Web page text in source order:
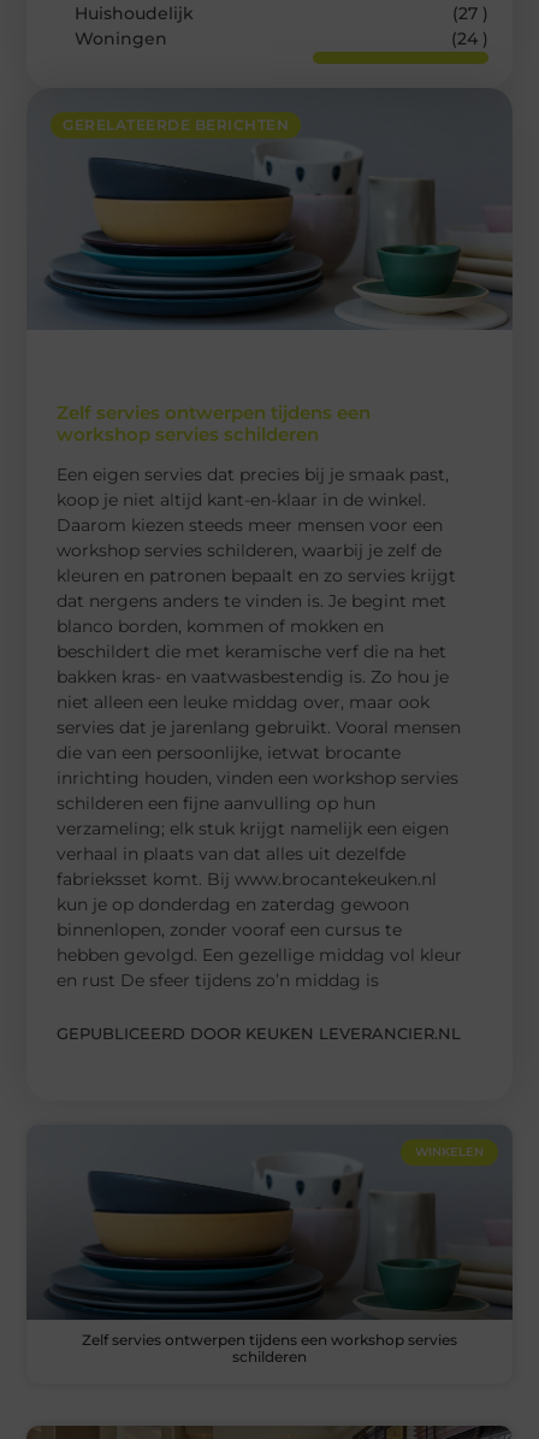
GERELATEERDE BERICHTEN
Zelf servies ontwerpen tijdens een
workshop servies schilderen
Een eigen servies dat precies bij je smaak past,
koop je niet altijd kant-en-klaar in de winkel.
Daarom kiezen steeds meer mensen voor een
workshop servies schilderen, waarbij je zelf de
kleuren en patronen bepaalt en zo servies krijgt
dat nergens anders te vinden is. Je begint met
blanco borden, kommen of mokken en
beschildert die met keramische verf die na het
bakken kras- en vaatwasbestendig is. Zo hou je
niet alleen een leuke middag over, maar ook
servies dat je jarenlang gebruikt. Vooral mensen
die van een persoonlijke, ietwat brocante
inrichting houden, vinden een workshop servies
schilderen een fijne aanvulling op hun
verzameling; elk stuk krijgt namelijk een eigen
verhaal in plaats van dat alles uit dezelfde
fabrieksset komt. Bij www.brocantekeuken.nl
kun je op donderdag en zaterdag gewoon
binnenlopen, zonder vooraf een cursus te
hebben gevolgd. Een gezellige middag vol kleur
en rust De sfeer tijdens zo’n middag is
GEPUBLICEERD DOOR KEUKEN LEVERANCIER.NL
Huishoudelijk
(27 )
Woningen
(24 )
WINKELEN
Zelf servies ontwerpen tijdens een workshop servies
schilderen